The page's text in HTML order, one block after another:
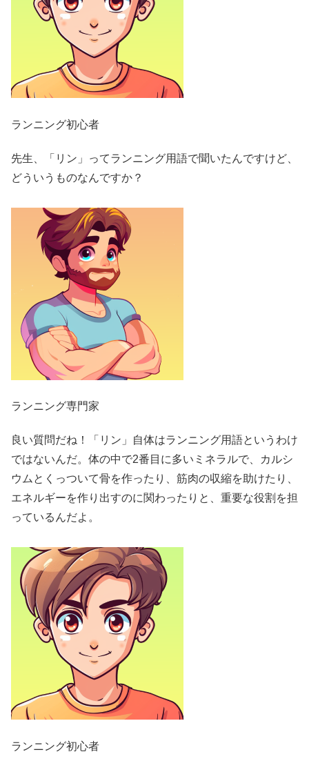
ランニング初心者
先生、「リン」ってランニング用語で聞いたんですけど、
どういうものなんですか？
ランニング専門家
良い質問だね！「リン」自体はランニング用語というわけ
ではないんだ。体の中で2番目に多いミネラルで、カルシ
ウムとくっついて骨を作ったり、筋肉の収縮を助けたり、
エネルギーを作り出すのに関わったりと、重要な役割を担
っているんだよ。
ランニング初心者